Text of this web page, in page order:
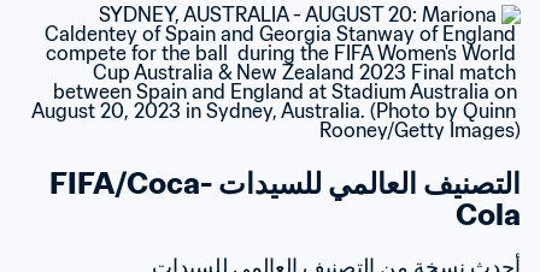
التصنيف العالمي للسيدات FIFA/Coca-
Cola